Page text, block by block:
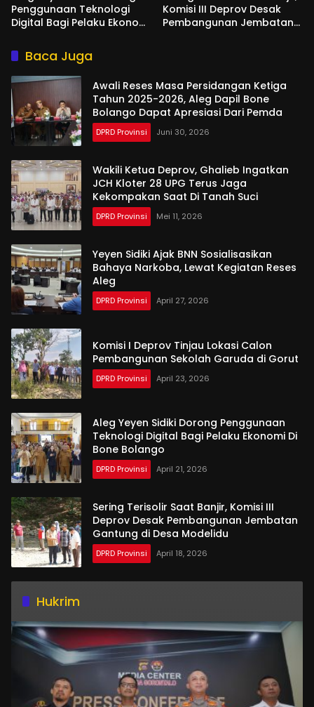
Penggunaan Teknologi
Digital Bagi Pelaku Ekonomi
Komisi III Deprov Desak
Pembangunan Jembatan
Baca Juga
Awali Reses Masa Persidangan Ketiga
Tahun 2025-2026, Aleg Dapil Bone
Bolango Dapat Apresiasi Dari Pemda
DPRD Provinsi Juni 30, 2026
Wakili Ketua Deprov, Ghalieb Ingatkan
JCH Kloter 28 UPG Terus Jaga
Kekompakan Saat Di Tanah Suci
DPRD Provinsi Mei 11, 2026
Yeyen Sidiki Ajak BNN Sosialisasikan
Bahaya Narkoba, Lewat Kegiatan Reses
Aleg
DPRD Provinsi April 27, 2026
Komisi I Deprov Tinjau Lokasi Calon
Pembangunan Sekolah Garuda di Gorut
DPRD Provinsi April 23, 2026
Aleg Yeyen Sidiki Dorong Penggunaan
Teknologi Digital Bagi Pelaku Ekonomi Di
Bone Bolango
DPRD Provinsi April 21, 2026
Sering Terisolir Saat Banjir, Komisi III
Deprov Desak Pembangunan Jembatan
Gantung di Desa Modelidu
DPRD Provinsi April 18, 2026
Hukrim